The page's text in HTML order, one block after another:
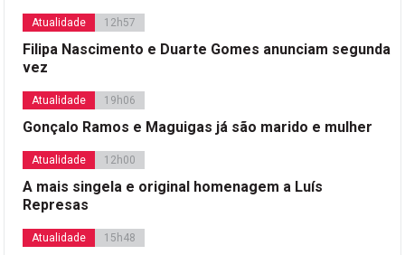
Atualidade 12h57
Filipa Nascimento e Duarte Gomes anunciam segunda
vez
Atualidade 19h06
Gonçalo Ramos e Maguigas já são marido e mulher
Atualidade 12h00
A mais singela e original homenagem a Luís
Represas
Atualidade 15h48